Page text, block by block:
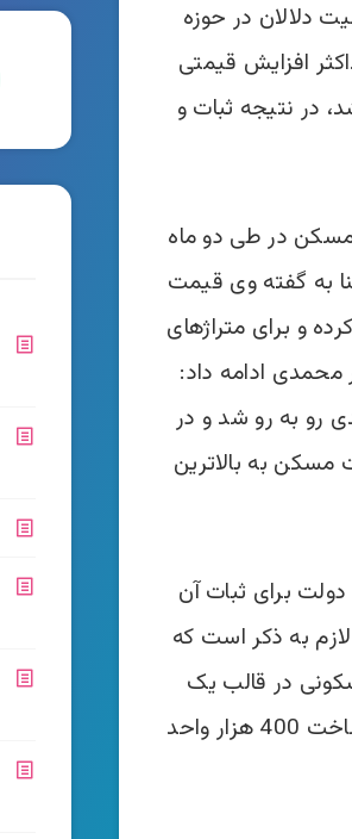
دلالان در حوزه
افزایش قیمتی
در نتیجه ثبات و
مسکن در طی دو ماه
به گفته وی قیمت
30 درصد کاهش پیدا کرده و برای متراژهای
شده است. یار محمدی ادامه داد:
اخیر در کلان شهرها با افزایش 120 درصدی رو به رو شد و در
مسکن به بالاترین
برای ثبات آن
لازم به ذکر است که
در قالب یک
اقدام ملی همزمان با عید غدیر خبر داد. بنا به گفته وی این طرح، ساخت 400 هزار واحد